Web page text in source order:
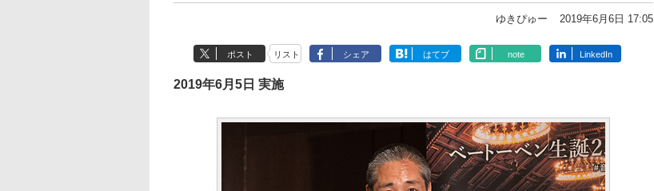
ゆきぴゅー 2019年6月6日 17:05
ポスト リスト シェア はてブ note LinkedIn
2019年6月5日 実施